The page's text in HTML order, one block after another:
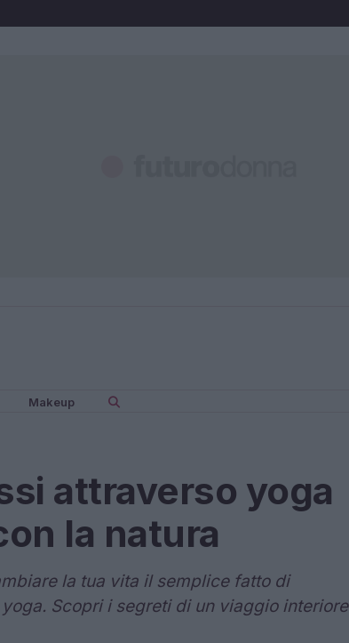
Makeup
attraverso yoga
la natura
la tua vita il semplice fatto di
Scopri i segreti di un viaggio interiore